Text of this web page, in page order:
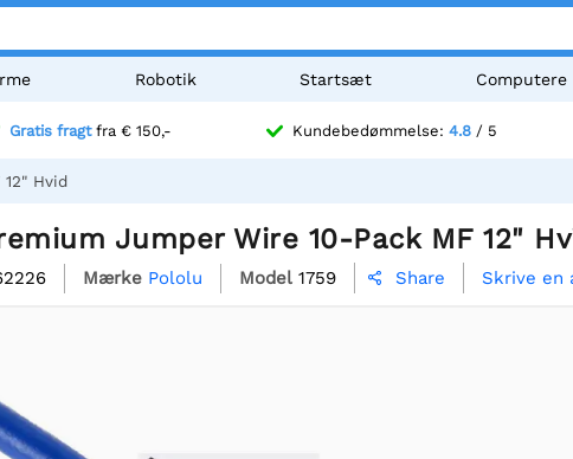
Robotik Startsæt Computere
Gratis fragtfra € 150,- Kundebedømmelse: 4.8 / 5
Hvid
Jumper Wire 10-Pack MF 12"
Mærke Pololu Model 1759  Share Skrive en